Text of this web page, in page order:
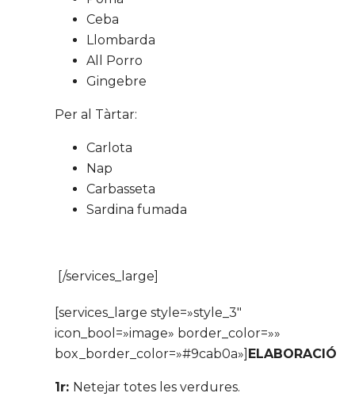
Ceba
Llombarda
All Porro
Gingebre
Per al Tàrtar:
Carlota
Nap
Carbasseta
Sardina fumada
[/services_large]
[services_large style=»style_3″
icon_bool=»image» border_color=»»
box_border_color=»#9cab0a»] ELABORACIÓ
1r: Netejar totes les verdures.